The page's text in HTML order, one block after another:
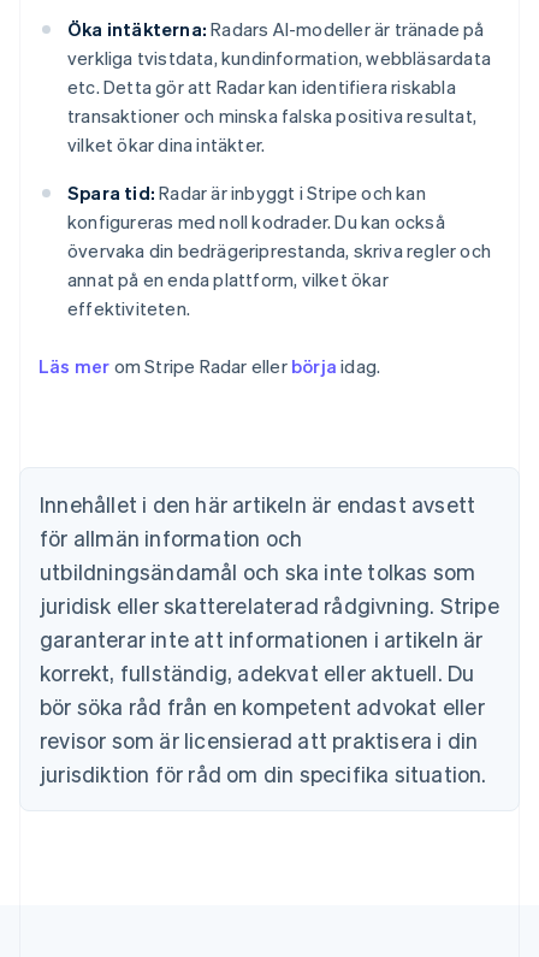
Öka intäkterna: Radars AI-modeller är tränade på
verkliga tvistdata, kundinformation, webbläsardata
etc. Detta gör att Radar kan identifiera riskabla
transaktioner och minska falska positiva resultat,
vilket ökar dina intäkter.
Spara tid: Radar är inbyggt i Stripe och kan
konfigureras med noll kodrader. Du kan också
övervaka din bedrägeriprestanda, skriva regler och
annat på en enda plattform, vilket ökar
effektiviteten.
Läs mer om Stripe Radar eller börja idag.
Innehållet i den här artikeln är endast avsett
för allmän information och
utbildningsändamål och ska inte tolkas som
juridisk eller skatterelaterad rådgivning. Stripe
garanterar inte att informationen i artikeln är
korrekt, fullständig, adekvat eller aktuell. Du
bör söka råd från en kompetent advokat eller
revisor som är licensierad att praktisera i din
jurisdiktion för råd om din specifika situation.
Australien
English
NederlandsFrançais DeutschEnglish
English
Danmark
English
Estland
English
简体中文English
Finland
English Svenska
Frankrike
FrançaisEnglish
Förenade Arabemiraten
Gibraltar